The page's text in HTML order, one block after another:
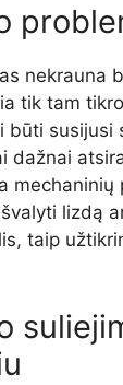
nekrauna
tik tam
būti susijusi
dažnai
mechaninių
lizdą
taip